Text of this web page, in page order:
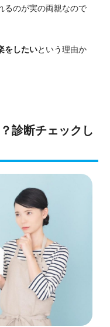
るのが実の両親なので
をしたいという理由か
診断チェックし